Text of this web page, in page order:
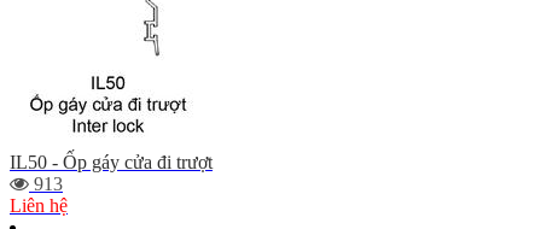
IL50 - Ốp gáy cửa đi trượt
913
Liên hệ